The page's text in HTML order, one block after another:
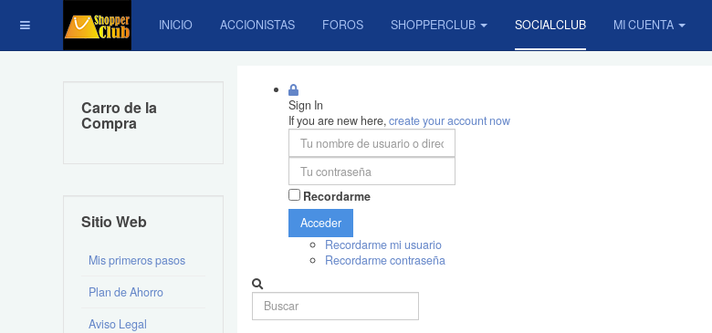
INICIO ACCIONISTAS FOROS SHOPPERCLUB SOCIALCLUB MI CUENTA
Sign In
If you are new here,create your account now
Recordarme
Acceder
Recordarme mi usuario
Recordarme contraseña
Carro de la
Compra
Sitio Web
Mis primeros pasos
Plan de Ahorro
Aviso Legal